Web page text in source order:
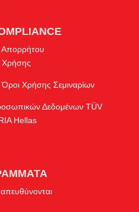
Απορρήτου
Χρήσης
Όροι Χρήσης Σεμιναρίων
Δεδομένων TÜV
Hellas